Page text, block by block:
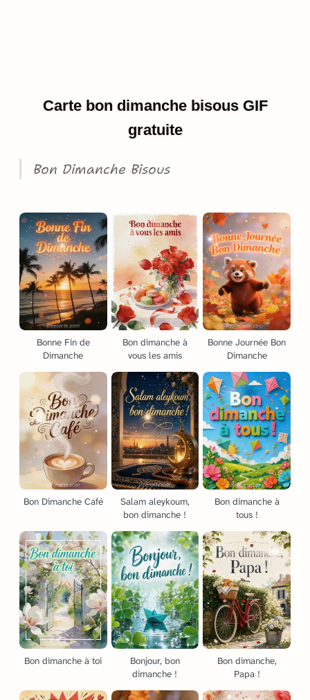
Carte bon dimanche bisous GIF
gratuite
Bon Dimanche Bisous
Bonne Fin de
Dimanche
Bon dimanche à
vous les amis
Bonne Journée Bon
Dimanche
Bon Dimanche Café
Salam aleykoum,
bon dimanche !
Bon dimanche à
tous !
Bon dimanche à toi
Bonjour, bon
dimanche !
Bon dimanche,
Papa !